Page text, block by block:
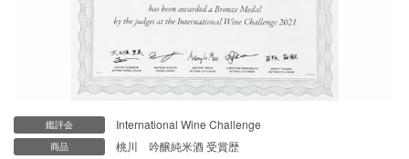
鑑評会 International Wine Challenge
商品 桃川 吟醸純米酒 受賞歴